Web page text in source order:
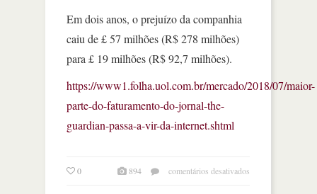
Em dois anos, o prejuízo da companhia
caiu de £ 57 milhões (R$ 278 milhões)
para £ 19 milhões (R$ 92,7 milhões).
https://www1.folha.uol.com.br/mercado/2018/07/maior-
parte-do-faturamento-do-jornal-the-
guardian-passa-a-vir-da-internet.shtml
0 894 comentários desativados